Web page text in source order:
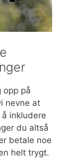
opp på
nevne at
inkludere
du altså
betale noe
helt trygt.